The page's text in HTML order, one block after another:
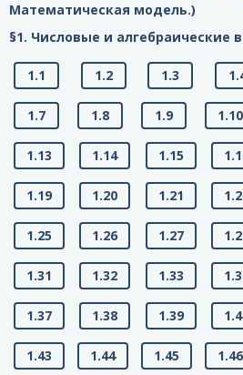
Математическая модель.)
§1. Числовые и алгебраические
1.1 1.2 1.3
1.7 1.8 1.9 1.10
1.13 1.14 1.15
1.19 1.20 1.21
1.25 1.26 1.27
1.31 1.32 1.33
1.37 1.38 1.39
1.43 1.44 1.45 1.46